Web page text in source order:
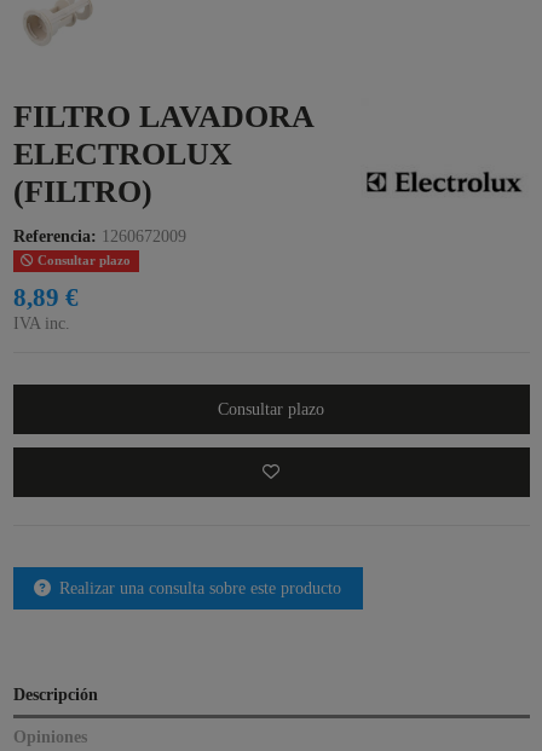
FILTRO LAVADORA
ELECTROLUX
(FILTRO)
Referencia: 1260672009
Consultar plazo
8,89 €
IVA inc.
Consultar plazo
Realizar una consulta sobre este producto
Descripción
Opiniones